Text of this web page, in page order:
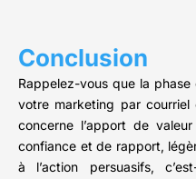
Conclusion
Rappelez-vous que la
votre marketing par
concerne l’apport de
confiance et de rapport,
à l’action persuasifs,